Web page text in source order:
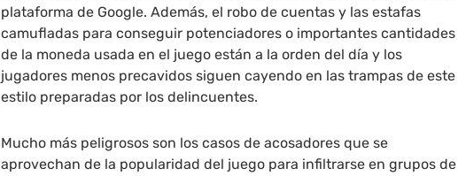
plataforma de Google. Además, el robo de cuentas y las estafas
camufladas para conseguir potenciadores o importantes cantidades
de la moneda usada en el juego están a la orden del día y los
jugadores menos precavidos siguen cayendo en las trampas de este
estilo preparadas por los delincuentes.
Mucho más peligrosos son los casos de acosadores que se
aprovechan de la popularidad del juego para infiltrarse en grupos de